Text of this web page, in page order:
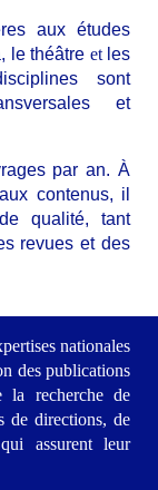
aux études
le théâtre etles
sont
et
par an. À
contenus, il
qualité, tant
revues et des
nationales
des publications
la recherche de
de directions, de
assurent leur